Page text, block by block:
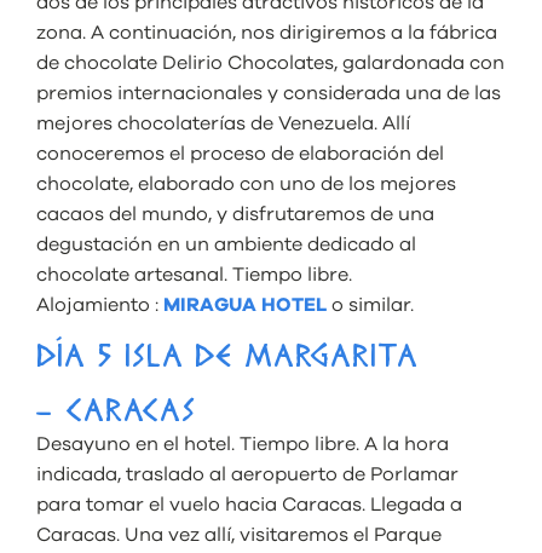
zona. A continuación, nos dirigiremos a la fábrica
de chocolate Delirio Chocolates, galardonada con
premios internacionales y considerada una de las
mejores chocolaterías de Venezuela. Allí
conoceremos el proceso de elaboración del
chocolate, elaborado con uno de los mejores
cacaos del mundo, y disfrutaremos de una
degustación en un ambiente dedicado al
chocolate artesanal. Tiempo libre.
Alojamiento : MIRAGUA HOTEL o similar.
DÍA 5 ISLA DE MARGARITA
– CARACAS
Desayuno en el hotel. Tiempo libre. A la hora
indicada, traslado al aeropuerto de Porlamar
para tomar el vuelo hacia Caracas. Llegada a
Caracas. Una vez allí, visitaremos el Parque